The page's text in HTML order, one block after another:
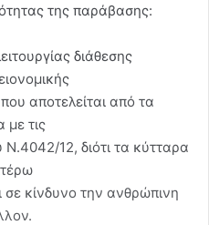
της παράβασης:
διάθεσης
αποτελείται από τα
τις
12, διότι τα κύτταρα
σε κίνδυνο την ανθρώπινη